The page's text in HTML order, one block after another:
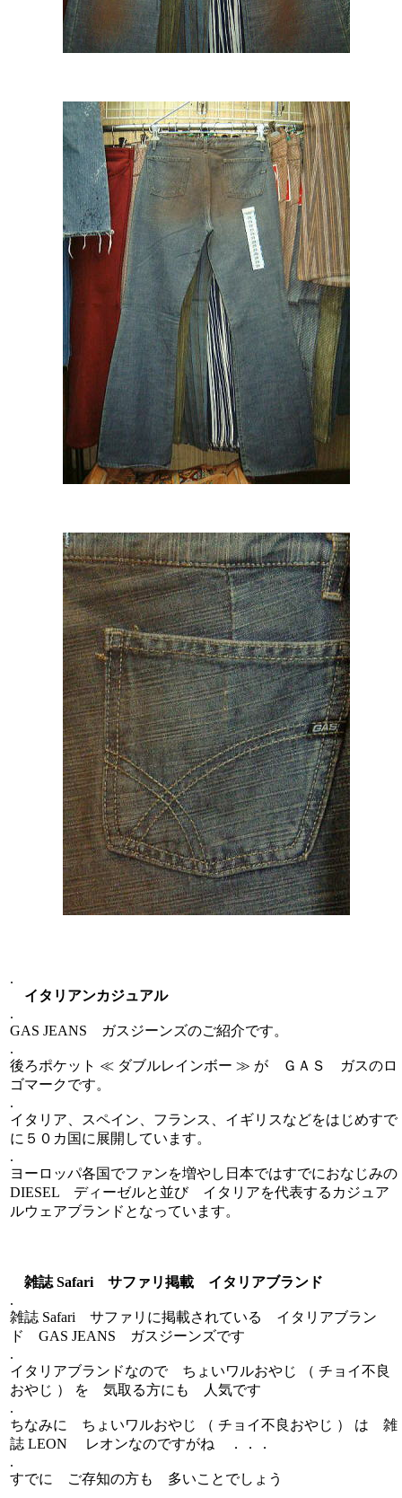
.
イタリアンカジュアル
.
GAS JEANS ガスジーンズのご紹介です。
.
後ろポケット ≪ ダブルレインボー ≫ が ＧＡＳ ガスのロ
ゴマークです。
.
イタリア、スペイン、フランス、イギリスなどをはじめすで
に５０カ国に展開しています。
.
ヨーロッパ各国でファンを増やし日本ではすでにおなじみの
DIESEL ディーゼルと並び イタリアを代表するカジュア
ルウェアブランドとなっています。
雑誌 Safari サファリ掲載 イタリアブランド
.
雑誌 Safari サファリに掲載されている イタリアブラン
ド GAS JEANS ガスジーンズです
.
イタリアブランドなので ちょいワルおやじ （ チョイ不良
おやじ ） を 気取る方にも 人気です
.
ちなみに ちょいワルおやじ （ チョイ不良おやじ ） は 雑
誌 LEON レオンなのですがね ．．．
.
すでに ご存知の方も 多いことでしょう